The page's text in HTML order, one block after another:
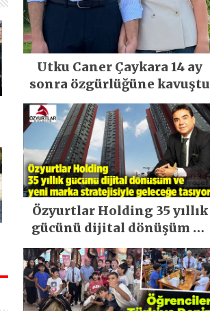
Utku Caner Çaykara 14 ay
sonra özgürlüğüne kavuştu
Özyurtlar Holding 35 yıllık
gücünü dijital dönüşüm ve
yeni marka stratejisiyle
geleceğe taşıyor